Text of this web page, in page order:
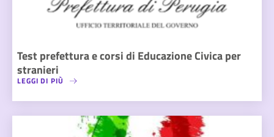
Test prefettura e corsi di Educazione Civica per
stranieri
LEGGI DI PIÙ